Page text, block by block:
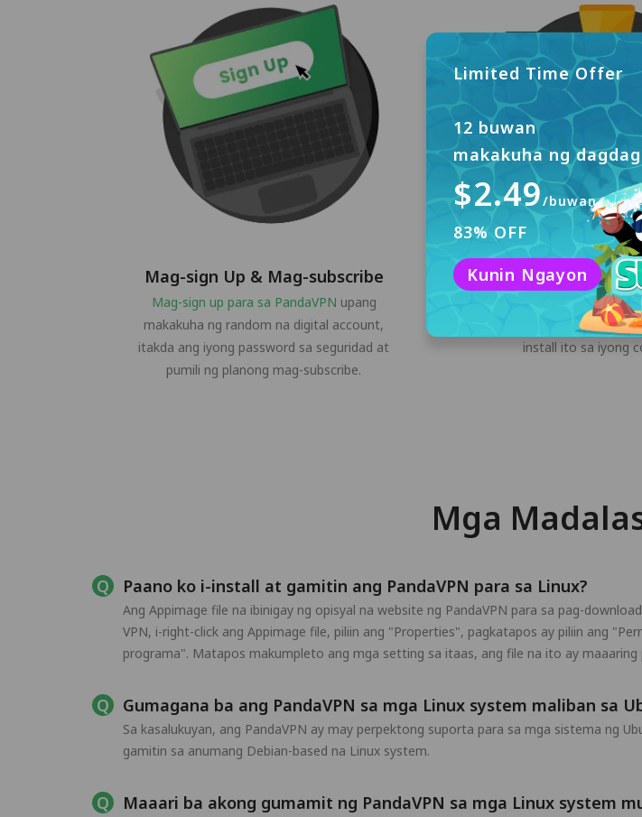
Mag-sign Up & Mag-subscribe
Mag-sign up para sa PandaVPN upang
makakuha ng random na digital account,
itakda ang iyong password sa seguridad at
pumili ng planong mag-subscribe.
I-download at
I-click ang "Libreng
download ang PandaVPN
install ito sa iyong
Mga
Paano ko i-install at gamitin ang PandaVPN para sa Linux?
Ang Appimage file na ibinigay ng opisyal na website ng PandaVPN para sa pag-
VPN, i-right-click ang Appimage file, piliin ang "Properties", pagkatapos ay piliin ang
programa". Matapos makumpleto ang mga setting sa itaas, ang file na ito ay
Gumagana ba ang PandaVPN sa mga Linux system maliban sa
Sa kasalukuyan, ang PandaVPN ay may perpektong suporta para sa mga sistema ng
gamitin sa anumang Debian-based na Linux system.
Maaari ba akong gumamit ng PandaVPN sa mga Linux system
Limited Time Offer
12 buwan
makakuha ng
$2.49/buwan
83% OFF
Kunin Ngayon